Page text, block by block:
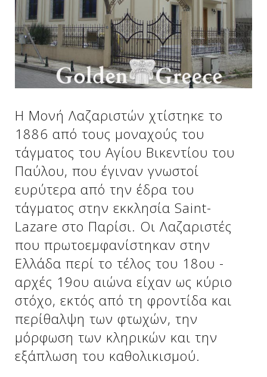
Δείτε μας:
Δείτε μας:
Δείτε μας:
Δείτε μας:
Δείτε μας:
Δείτε μας:
Δείτε μας:
Δείτε μας:
Δείτε μας:
Δείτε μας:
Δείτε μας:
Δείτε μας:
Η Μονή Λαζαριστών χτίστηκε το
1886 από τους μοναχούς του
τάγματος του Αγίου Βικεντίου του
Παύλου, που έγιναν γνωστοί
ευρύτερα από την έδρα του
τάγματος στην εκκλησία Saint-
Lazare στο Παρίσι. Οι Λαζαριστές
που πρωτοεμφανίστηκαν στην
Ελλάδα περί το τέλος του 18ου -
αρχές 19ου αιώνα είχαν ως κύριο
στόχο, εκτός από τη φροντίδα και
περίθαλψη των φτωχών, την
μόρφωση των κληρικών και την
εξάπλωση του καθολικισμού.